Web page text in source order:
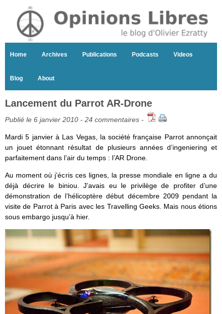
Home Archives Publications Podcasts Videos
Blog About
Lancement du Parrot AR-Drone
Publié le 6 janvier 2010 - 24 commentaires -
Mardi 5 janvier à Las Vegas, la société française Parrot annonçait
un jouet étonnant résultat de plusieurs années d’ingeniering et
parfaitement dans l’air du temps : l’AR Drone.
Au moment où j’écris ces lignes, la presse mondiale en ligne a du
déjà décrire le biniou. J’avais eu le privilège de profiter d’une
démonstration de l’hélicoptère début décembre 2009 pendant la
visite de Parrot à Paris avec les Travelling Geeks. Mais nous étions
sous embargo jusqu’à hier.